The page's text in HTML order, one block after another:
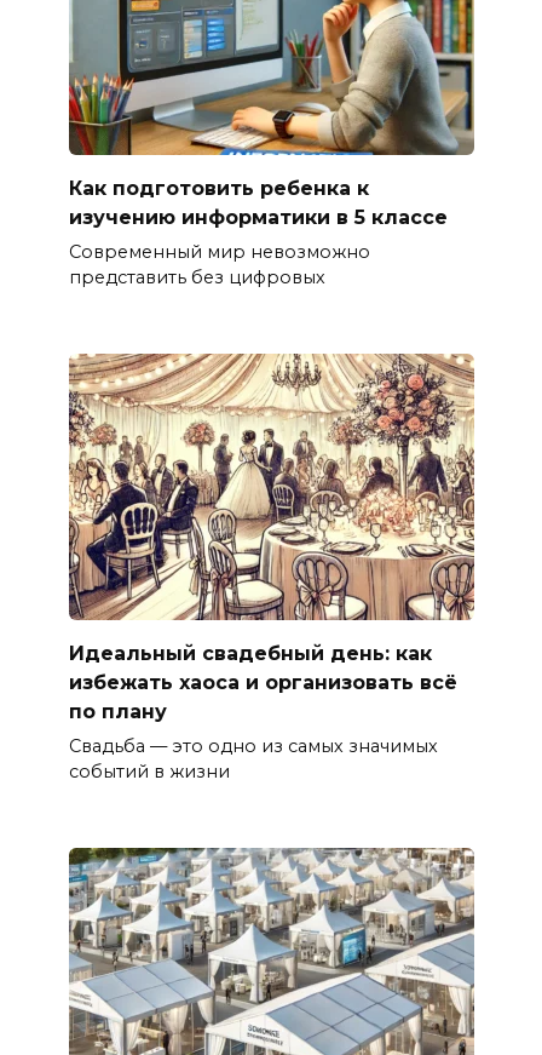
Как подготовить ребенка к
изучению информатики в 5 классе
Современный мир невозможно
представить без цифровых
Идеальный свадебный день: как
избежать хаоса и организовать всё
по плану
Свадьба — это одно из самых значимых
событий в жизни